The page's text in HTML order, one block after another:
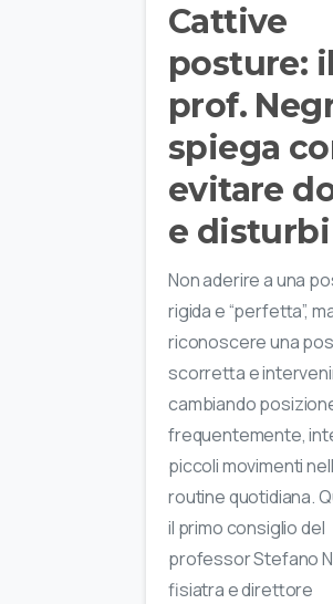
Cattive
posture: il
prof.
spiega
evitare
e disturbi
Non aderire a una
rigida e “perfetta”,
riconoscere una
scorretta e
cambiando
frequentemente,
piccoli movimenti
routine quotidiana.
il primo consiglio del
professor Stefano
fisiatra e direttore